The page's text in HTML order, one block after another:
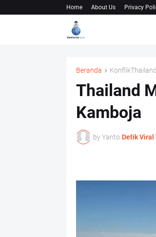
Home About Us Privacy
Beranda
Thailand
Kamboja
by Yanto Detik Viral